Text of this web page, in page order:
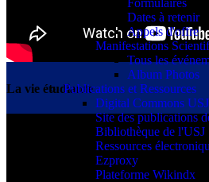
Dates à retenir
Appels d'offre
Manifestations
Tous les
Album Photos
Publications et Ressources
Digital Commons USJ
Site des publications
Bibliothèque de l'USJ
Ressources
Ezproxy
Plateforme Wikindx
La vie étudiante